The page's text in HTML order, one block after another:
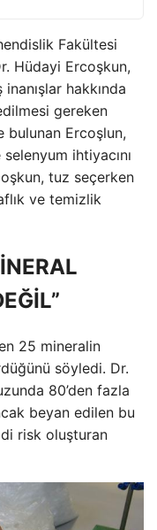
Fakültesi
Hüdayi Ercoşkun,
hakkında
gereken
bulunan Ercoşlun,
ihtiyacını
tuz seçerken
ve temizlik
25 mineralin
söyledi. Dr.
80’den fazla
beyan edilen bu
risk oluşturan